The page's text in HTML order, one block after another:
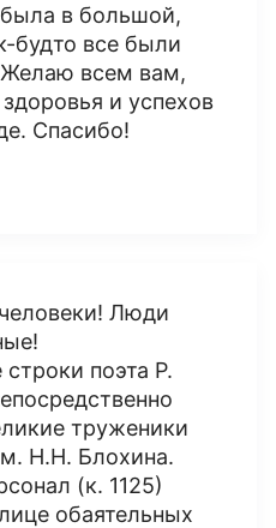
в большой,
будто все были
Желаю всем вам,
и успехов
Спасибо!
Люди
поэта Р.
труженики
Н.Н. Блохина.
(к. 1125)
обаятельных